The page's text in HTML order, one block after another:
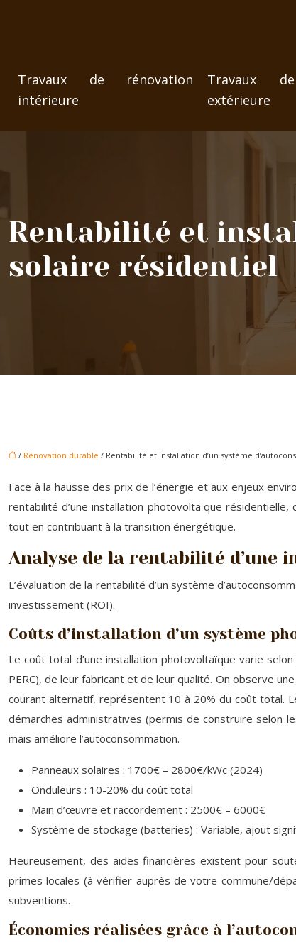
Travaux de rénovation
intérieure
Travaux
extérieure
Rentabilité et
solaire résidentiel
/ Rénovation durable / Rentabilité et installation d’un système
Face à la hausse des prix de l’énergie et aux enjeux
rentabilité d’une installation photovoltaïque
tout en contribuant à la transition énergétique.
Analyse de la rentabilité
L’évaluation de la rentabilité d’un système
investissement (ROI).
Coûts d’installation d’un système
Le coût total d’une installation photovoltaïque varie
PERC), de leur fabricant et de leur qualité. On observe
courant alternatif, représentent 10 à 20% du coût total.
démarches administratives (permis de construire selon
mais améliore l’autoconsommation.
Panneaux solaires : 1700€ – 2800€/kWc (2024)
Onduleurs : 10-20% du coût total
Main d’œuvre et raccordement : 2500€ – 6000€
Système de stockage (batteries) : Variable, ajout
Heureusement, des aides financières existent pour
primes locales (à vérifier auprès de votre commune/
subventions.
Économies réalisées grâce à